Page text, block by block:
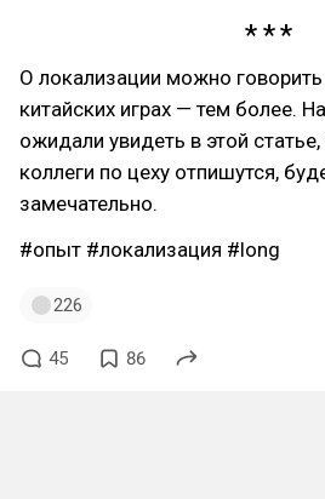
О локализации можно
китайских играх — тем более.
ожидали увидеть в этой
коллеги по цеху отпишутся,
замечательно.
#опыт #локализация #long
226
45 86